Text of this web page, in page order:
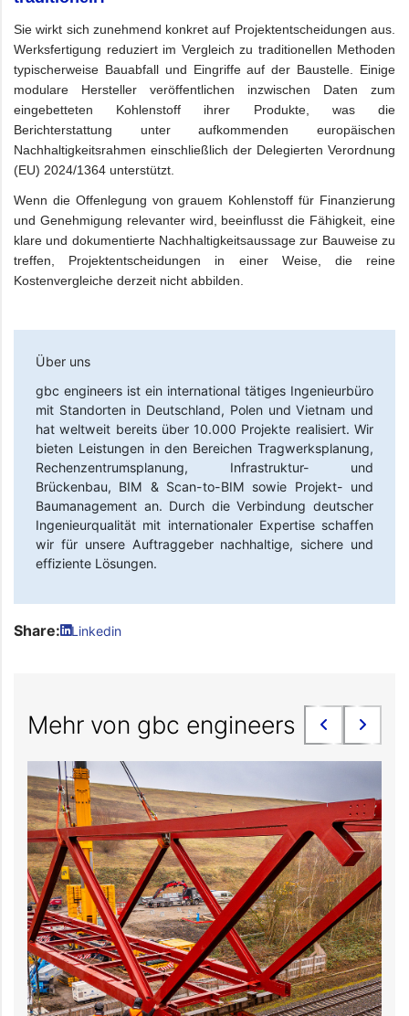
Sie wirkt sich zunehmend konkret auf Projektentscheidungen aus.
Werksfertigung reduziert im Vergleich zu traditionellen Methoden
typischerweise Bauabfall und Eingriffe auf der Baustelle. Einige
modulare Hersteller veröffentlichen inzwischen Daten zum
eingebetteten Kohlenstoff ihrer Produkte, was die
Berichterstattung unter aufkommenden europäischen
Nachhaltigkeitsrahmen einschließlich der Delegierten Verordnung
(EU) 2024/1364 unterstützt.
Wenn die Offenlegung von grauem Kohlenstoff für Finanzierung
und Genehmigung relevanter wird, beeinflusst die Fähigkeit, eine
klare und dokumentierte Nachhaltigkeitsaussage zur Bauweise zu
treffen, Projektentscheidungen in einer Weise, die reine
Kostenvergleiche derzeit nicht abbilden.
Über uns
gbc engineers ist ein international tätiges Ingenieurbüro
mit Standorten in Deutschland, Polen und Vietnam und
hat weltweit bereits über 10.000 Projekte realisiert. Wir
bieten Leistungen in den Bereichen Tragwerksplanung,
Rechenzentrumsplanung, Infrastruktur- und
Brückenbau, BIM & Scan-to-BIM sowie Projekt- und
Baumanagement an. Durch die Verbindung deutscher
Ingenieurqualität mit internationaler Expertise schaffen
wir für unsere Auftraggeber nachhaltige, sichere und
effiziente Lösungen.
Share: Linkedin
Mehr von gbc engineers